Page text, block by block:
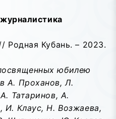
Родная Кубань. – 2023.
юбилею
А. Проханов, Л.
Татаринов, А.
Клаус, Н. Возжаева,